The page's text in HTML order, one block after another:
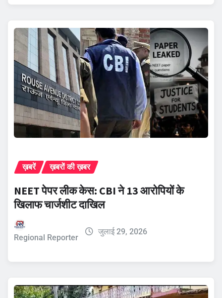
ख़बरें ख़बरों की ख़बर
NEET पेपर लीक केस: CBI ने 13 आरोपियों के
खिलाफ चार्जशीट दाखिल
Regional Reporter
जुलाई 29, 2026